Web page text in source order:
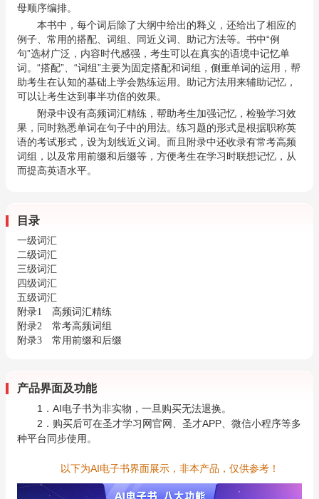
母顺序编排。
本书中，每个词后除了大纲中给出的释义，还给出了相应的
例子、常用的搭配、词组、同近义词、助记方法等。书中“例
句”选材广泛，内容时代感强 ，考生可以在真实的语境中记忆单
词。 “搭配” “词组”主要为固定搭配和词组，侧重单词的运用 ，帮
助考生在认知的基础上学会熟练运用。助记方法用来辅助记忆，
可以让考生达到事半功倍的效果。
附录中设有高频词汇精练，帮助考生加强记忆，检验学习效
果，同时熟悉单词在句子中的用法。练习题的形式是根据职称英
语的考试形式，设为划线近义词。而且附录中还收录有常考高频
词组，以及常用前缀和后缀等，方便考生在学习时联想记忆，从
而提高英语水平。
目录
一级词汇
二级词汇
三级词汇
四级词汇
五级词汇
附录1 高频词汇精练
附录2 常考高频词组
附录3 常用前缀和后缀
产品界面及功能
1．AI电子书为非实物，一旦购买无法退换。
2．购买后可在圣才学习网官网、圣才APP、微信小程序等多
种平台同步使用。
以下为AI电子书界面展示，非本产品，仅供参考！